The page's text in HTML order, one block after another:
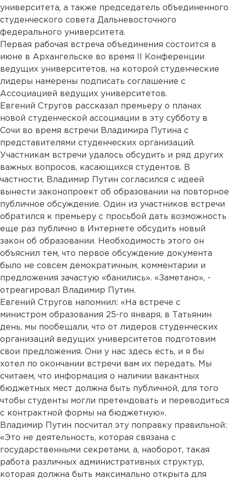
университета, а также председатель объединенного
студенческого совета Дальневосточного
федерального университета.
Первая рабочая встреча объединения состоится в
июне в Архангельске во время II Конференции
ведущих университетов, на которой студенческие
лидеры намерены подписать соглашение с
Ассоциацией ведущих университетов.
Евгений Стругов рассказал премьеру о планах
новой студенческой ассоциации в эту субботу в
Сочи во время встречи Владимира Путина с
представителями студенческих организаций.
Участникам встречи удалось обсудить и ряд других
важных вопросов, касающихся студентов. В
частности, Владимир Путин согласился с идеей
вынести законопроект об образовании на повторное
публичное обсуждение. Один из участников встречи
обратился к премьеру с просьбой дать возможность
еще раз публично в Интернете обсудить новый
закон об образовании. Необходимость этого он
объяснил тем, что первое обсуждение документа
было не совсем демократичным, комментарии и
предложения зачастую «банились». «Заметано», -
отреагировал Владимир Путин.
Евгений Стругов напомнил: «На встрече с
министром образования 25-го января, в Татьянин
день, мы пообещали, что от лидеров студенческих
организаций ведущих университетов подготовим
свои предложения. Они у нас здесь есть, и я бы
хотел по окончании встречи вам их передать. Мы
считаем, что информация о наличии вакантных
бюджетных мест должна быть публичной, для того
чтобы студенты могли претендовать и переводиться
с контрактной формы на бюджетную».
Владимир Путин посчитал эту поправку правильной:
«Это не деятельность, которая связана с
государственными секретами, а, наоборот, такая
работа различных административных структур,
которая должна быть максимально открыта для